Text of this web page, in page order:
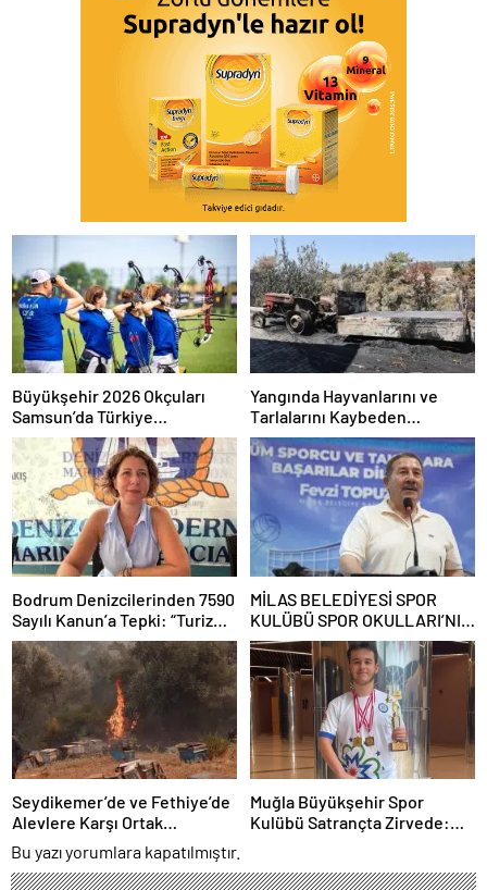
Büyükşehir 2026 Okçuları
Samsun’da Türkiye
Şampiyonu
Yangında Hayvanlarını ve
Tarlalarını Kaybeden
Üreticilere Muğla
Büyükşehir’den Destek
Bodrum Denizcilerinden 7590
Sayılı Kanun’a Tepki: “Turizm
Tekneleri Gemilerle Aynı
Kefeye Konuldu”
MİLAS BELEDİYESİ SPOR
KULÜBÜ SPOR OKULLARI’NIN
2026 AÇILIŞ TÖRENİ
GERÇEKLEŞTİ
Seydikemer’de ve Fethiye’de
Alevlere Karşı Ortak
Mücadele
Muğla Büyükşehir Spor
Kulübü Satrançta Zirvede:
Bıyıksız FIDE Master Oldu
Bu yazı yorumlara kapatılmıştır.